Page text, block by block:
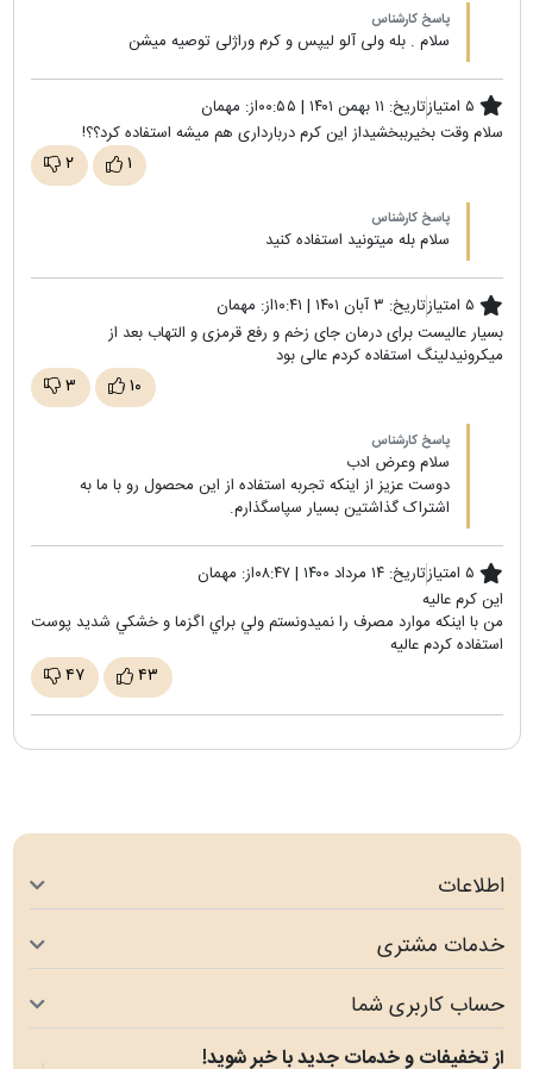
پاسخ کارشناس
سلام . بله ولی آلو لیپس و کرم وراژلی توصیه میشن
۵ امتیاز تاریخ: ۱۱ بهمن ۱۴۰۱ | ۰۰:۵۵ از: مهمان
سلام وقت بخیرببخشیداز این کرم دربارداری هم میشه استفاده کرد؟؟!
۱ ۲
پاسخ کارشناس
سلام بله میتونید استفاده کنید
۵ امتیاز تاریخ: ۳ آبان ۱۴۰۱ | ۱۰:۴۱ از: مهمان
بسیار عالیست برای درمان جای زخم و رفع قرمزی و التهاب بعد از
میکرونیدلینگ استفاده کردم عالی بود
۱۰ ۳
پاسخ کارشناس
سلام وعرض ادب
دوست عزیز از اینکه تجربه استفاده از این محصول رو با ما به
اشتراک گذاشتین بسیار سپاسگذارم.
۵ امتیاز تاریخ: ۱۴ مرداد ۱۴۰۰ | ۰۸:۴۷ از: مهمان
اين كرم عاليه
من با اينكه موارد مصرف را نميدونستم ولي براي اگزما و خشكي شديد پوست
استفاده كردم عاليه
۴۳ ۴۷
اطلاعات
خدمات مشتری
حساب کاربری شما
از تخفیفات و خدمات جدید با خبر شوید!